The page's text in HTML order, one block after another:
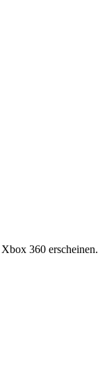
360 erscheinen.